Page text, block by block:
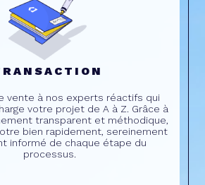
vente à nos experts réactifs qui
votre projet de A à Z. Grâce à
transparent et méthodique,
bien rapidement, sereinement
informé de chaque étape du
processus.